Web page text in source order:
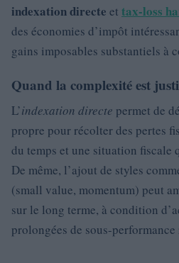
indexation directe et tax-loss
des économies d’impôt
gains imposables substantiels à
Quand la complexité est
L’indexation directe permet de
propre pour récolter des pertes
du temps et une situation fiscale
De même, l’ajout de styles
(small value, momentum) peut
sur le long terme, à condition
prolongées de sous-